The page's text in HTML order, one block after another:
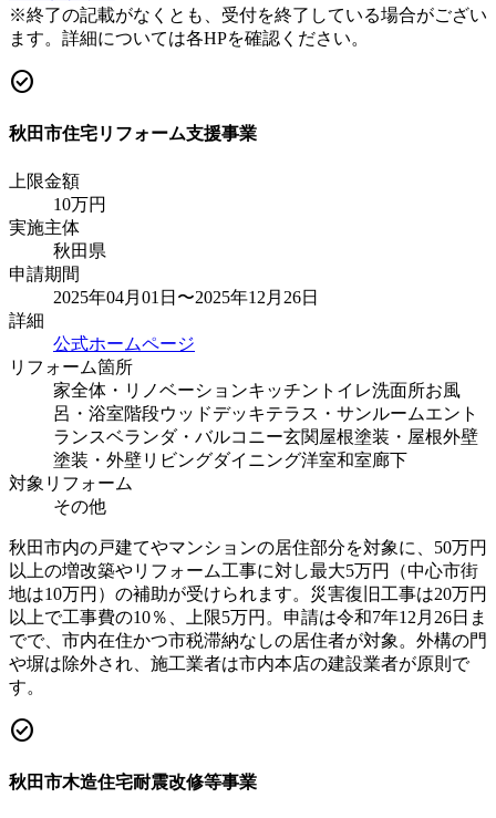
※終了の記載がなくとも、受付を終了している場合がござい
ます。詳細については各HPを確認ください。
check_circle
秋田市住宅リフォーム支援事業
上限金額
10万円
実施主体
秋田県
申請期間
2025年04月01日〜2025年12月26日
詳細
公式ホームページ
リフォーム箇所
家全体・リノベーションキッチン トイレ洗面所お風
呂・浴室階段ウッドデッキテラス・サンルームエント
ランスベランダ・バルコニー玄関 屋根塗装・屋根外壁
塗装・外壁リビングダイニング洋室和室廊下
対象リフォーム
その他
秋田市内の戸建てやマンションの居住部分を対象に、50万円
以上の増改築やリフォーム工事に対し最大5万円（中心市街
地は10万円）の補助が受けられます。災害復旧工事は20万円
以上で工事費の10％、上限5万円。申請は令和7年12月26日ま
でで、市内在住かつ市税滞納なしの居住者が対象。外構の門
や塀は除外され、施工業者は市内本店の建設業者が原則で
す。
check_circle
秋田市木造住宅耐震改修等事業